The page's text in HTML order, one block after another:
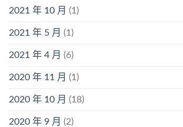
2021 年 10 月 (1)
2021 年 5 月 (1)
2021 年 4 月 (6)
2020 年 11 月 (1)
2020 年 10 月 (18)
2020 年 9 月 (2)